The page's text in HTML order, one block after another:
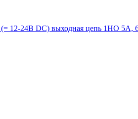
(= 12-24В DC) выходная цепь 1НО 5А,